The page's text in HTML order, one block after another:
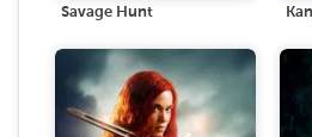
Savage Hunt